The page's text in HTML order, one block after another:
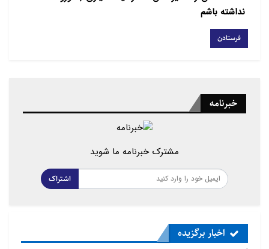
نداشته باشم
خبرنامه
مشترک خبرنامه ما شوید
اشتراک
اخبار برگزیده